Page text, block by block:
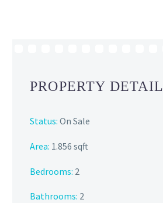
PROPERTY DETAIL
Status: On Sale
Area: 1.856 sqft
Bedrooms: 2
Bathrooms: 2